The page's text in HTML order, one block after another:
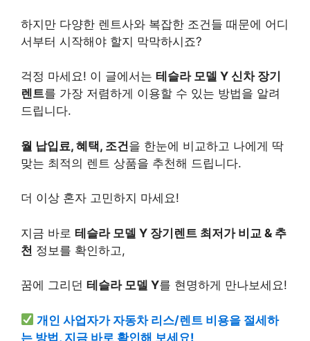
하지만 다양한 렌트사와 복잡한 조건들 때문에 어디
서부터 시작해야 할지 막막하시죠?
걱정 마세요! 이 글에서는 테슬라 모델 Y 신차 장기
렌트를 가장 저렴하게 이용할 수 있는 방법을 알려
드립니다.
월 납입료, 혜택, 조건을 한눈에 비교하고 나에게 딱
맞는 최적의 렌트 상품을 추천해 드립니다.
더 이상 혼자 고민하지 마세요!
지금 바로 테슬라 모델 Y 장기렌트 최저가 비교 & 추
천 정보를 확인하고,
꿈에 그리던 테슬라 모델 Y를 현명하게 만나보세요!
개인 사업자가 자동차 리스/렌트 비용을 절세하
는 방법, 지금 바로 확인해 보세요!